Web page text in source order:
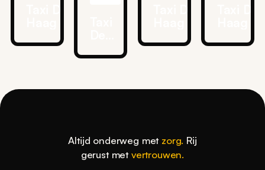
Bronovo
Ziekenhuis →
Reinier de
Graaf
Delft
Altijd onderweg met zorg. Rij
gerust metvertrouwen.